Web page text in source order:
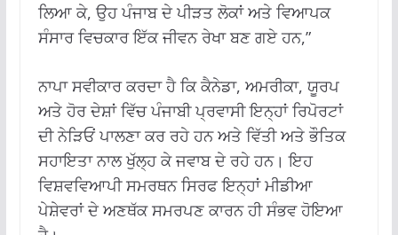
ਲਿਆ ਕੇ, ਉਹ ਪੰਜਾਬ ਦੇ ਪੀੜਤ ਲੋਕਾਂ ਅਤੇ ਵਿਆਪਕ
ਸੰਸਾਰ ਵਿਚਕਾਰ ਇੱਕ ਜੀਵਨ ਰੇਖਾ ਬਣ ਗਏ ਹਨ,”
ਨਾਪਾ ਸਵੀਕਾਰ ਕਰਦਾ ਹੈ ਕਿ ਕੈਨੇਡਾ, ਅਮਰੀਕਾ, ਯੂਰਪ
ਅਤੇ ਹੋਰ ਦੇਸ਼ਾਂ ਵਿੱਚ ਪੰਜਾਬੀ ਪ੍ਰਵਾਸੀ ਇਨ੍ਹਾਂ ਰਿਪੋਰਟਾਂ
ਦੀ ਨੇੜਿਓਂ ਪਾਲਣਾ ਕਰ ਰਹੇ ਹਨ ਅਤੇ ਵਿੱਤੀ ਅਤੇ ਭੌਤਿਕ
ਸਹਾਇਤਾ ਨਾਲ ਖੁੱਲ੍ਹ ਕੇ ਜਵਾਬ ਦੇ ਰਹੇ ਹਨ। ਇਹ
ਵਿਸ਼ਵਵਿਆਪੀ ਸਮਰਥਨ ਸਿਰਫ ਇਨ੍ਹਾਂ ਮੀਡੀਆ
ਪੇਸ਼ੇਵਰਾਂ ਦੇ ਅਣਥੱਕ ਸਮਰਪਣ ਕਾਰਨ ਹੀ ਸੰਭਵ ਹੋਇਆ